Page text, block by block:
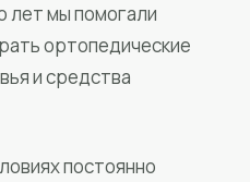
лет мы помогали
ортопедические
и средства
постоянно